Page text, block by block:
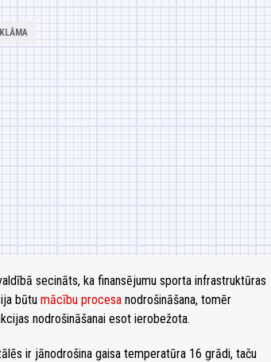
secināts, ka finansējumu sporta infrastruktūras
būtu mācību procesa nodrošināšana, tomēr
nodrošināšanai esot ierobežota.
ir jānodrošina gaisa temperatūra 16 grādi, taču